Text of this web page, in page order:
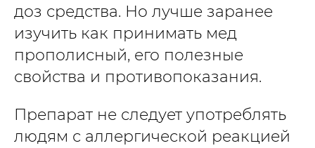
доз средства. Но лучше заранее
изучить как принимать мед
прополисный, его полезные
свойства и противопоказания.
Препарат не следует употреблять
людям с аллергической реакцией